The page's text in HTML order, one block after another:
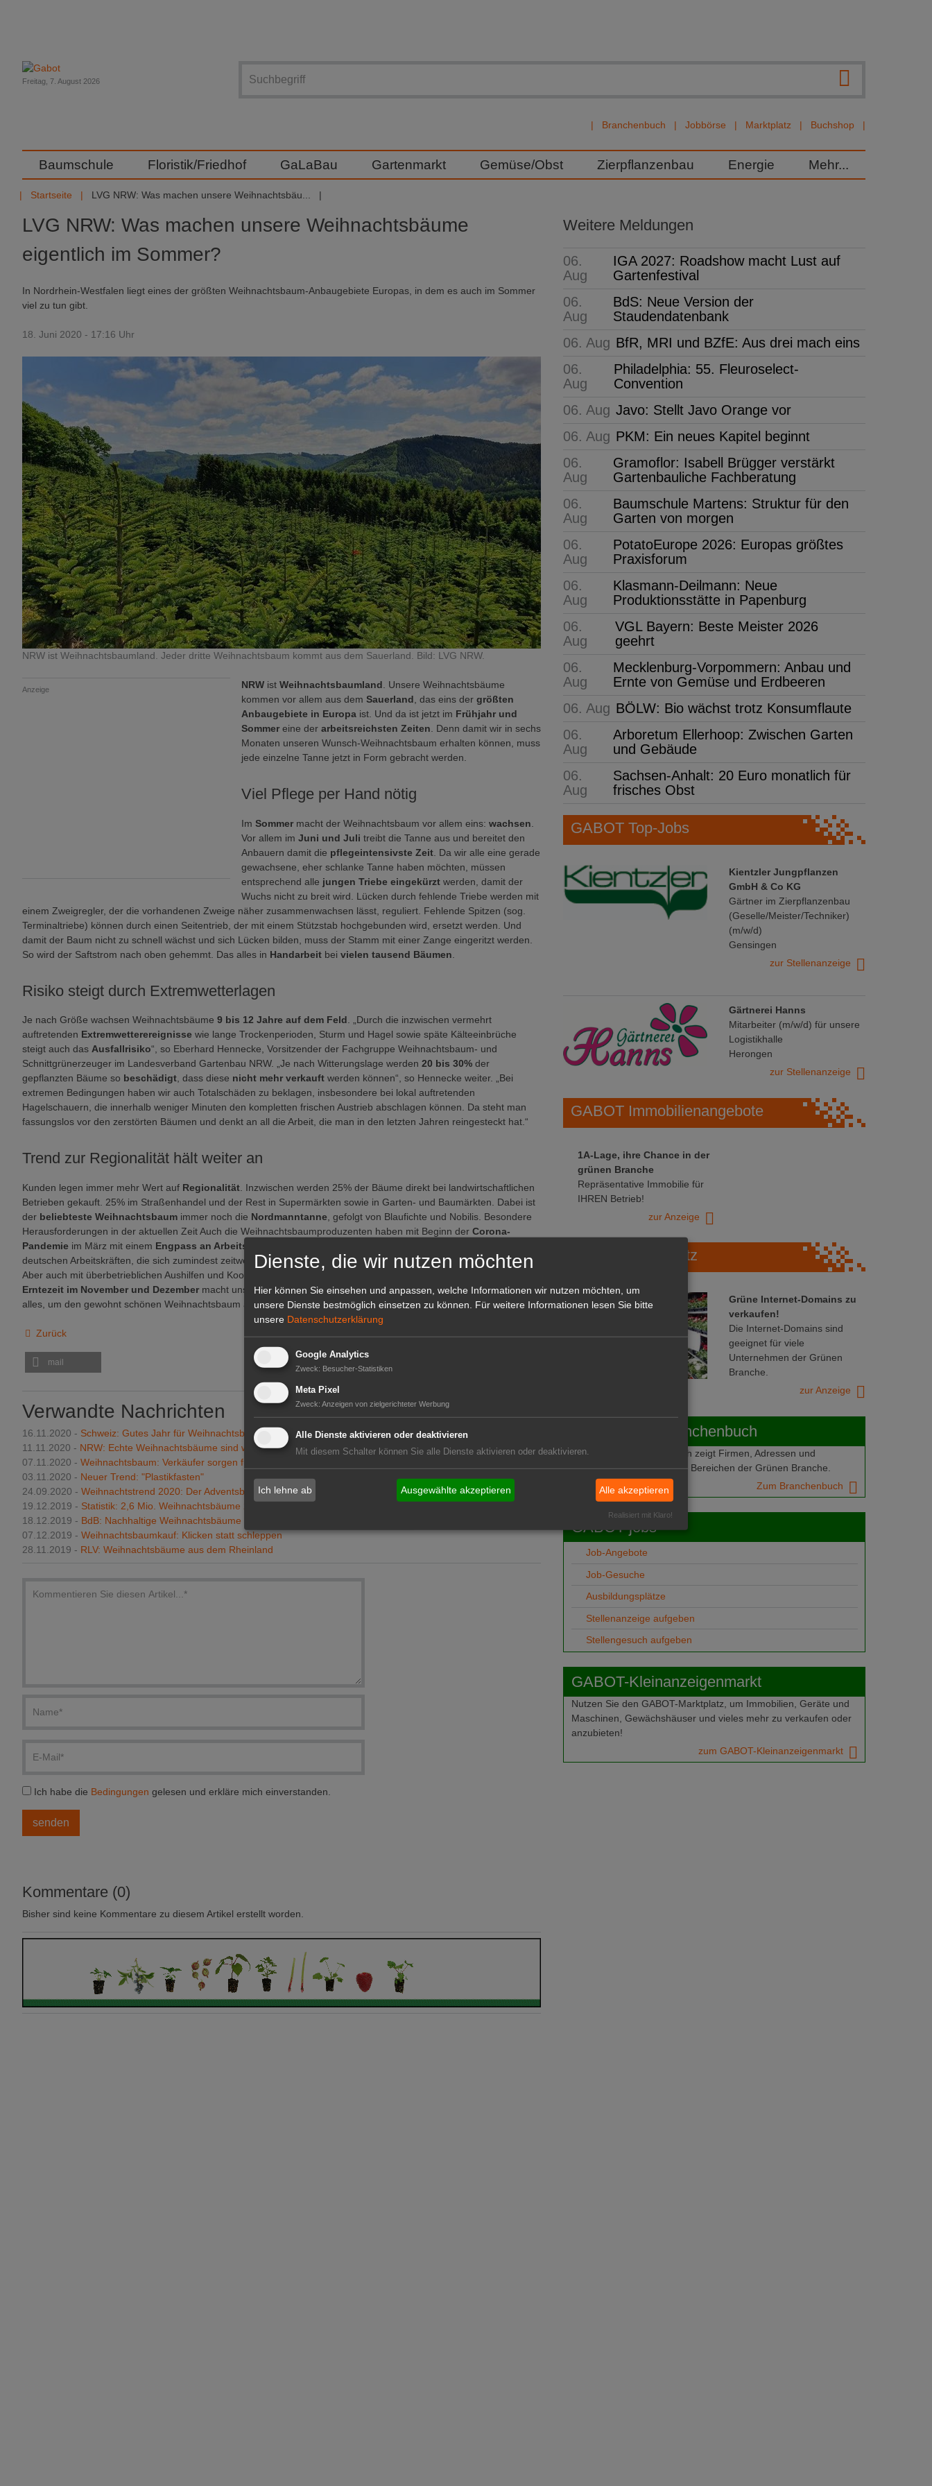
Branchenbuch Jobbörse Marktplatz Buchshop
Freitag, 7. August 2026
Baumschule Floristik/Friedhof GaLaBau Gartenmarkt Gemüse/Obst Zierpflanzenbau Energie Mehr...
Startseite LVG NRW: Was machen unsere Weihnachtsbäu...
LVG NRW: Was machen unsere Weihnachtsbäume
eigentlich im Sommer?
In Nordrhein-Westfalen liegt eines der größten Weihnachtsbaum-Anbaugebiete Europas, in dem es auch im Sommer
viel zu tun gibt.
18. Juni 2020 - 17:16 Uhr
NRW ist Weihnachtsbaumland. Jeder dritte Weihnachtsbaum kommt aus dem Sauerland. Bild: LVG NRW.
Anzeige NRW ist Weihnachtsbaumland . Unsere Weihnachtsbäume
kommen vor allem aus dem Sauerland , das eins der größten
Anbaugebiete in Europa ist. Und da ist jetzt im Frühjahr und
Sommer eine der arbeitsreichsten Zeiten . Denn damit wir in sechs
Monaten unseren Wunsch-Weihnachtsbaum erhalten können, muss
jede einzelne Tanne jetzt in Form gebracht werden.
Viel Pflege per Hand nötig
Im Sommer macht der Weihnachtsbaum vor allem eins: wachsen
Vor allem im Juni und Juli treibt die Tanne aus und bereitet den
Anbauern damit die pflegeintensivste Zeit . Da wir alle eine gerade
gewachsene, eher schlanke Tanne haben möchten, müssen
entsprechend alle jungen Triebe eingekürzt werden, damit der
Wuchs nicht zu breit wird. Lücken durch fehlende Triebe werden mit
einem Zweigregler, der die vorhandenen Zweige näher zusammenwachsen lässt, reguliert. Fehlende Spitzen (sog.
Terminaltriebe) können durch einen Seitentrieb, der mit einem Stützstab hochgebunden wird, ersetzt werden. Und
damit der Baum nicht zu schnell wächst und sich Lücken bilden, muss der Stamm mit einer Zange eingeritzt werden.
So wird der Saftstrom nach oben gehemmt. Das alles in Handarbeit bei vielen tausend Bäumen
Risiko steigt durch Extremwetterlagen
Je nach Größe wachsen Weihnachtsbäume 9 bis 12 Jahre auf dem Feld . „Durch die inzwischen vermehrt
auftretenden Extremwetterereignisse wie lange Trockenperioden, Sturm und Hagel sowie späte Kälteeinbrüche
steigt auch das Ausfallrisiko“, so Eberhard Hennecke, Vorsitzender der Fachgruppe Weihnachtsbaum- und
Schnittgrünerzeuger im Landesverband Gartenbau NRW. „Je nach Witterungslage werden 20 bis 30% der
gepflanzten Bäume so beschädigt , dass diese nicht mehr verkauft werden können“, so Hennecke weiter. „Bei
extremen Bedingungen haben wir auch Totalschäden zu beklagen, insbesondere bei lokal auftretenden
Hagelschauern, die innerhalb weniger Minuten den kompletten frischen Austrieb abschlagen können. Da steht man
fassungslos vor den zerstörten Bäumen und denkt an all die Arbeit, die man in den letzten Jahren reingesteckt hat.“
Trend zur Regionalität hält weiter an
Kunden legen immer mehr Wert auf Regionalität . Inzwischen werden 25% der Bäume direkt bei landwirtschaftlichen
Betrieben gekauft. 25% im Straßenhandel und der Rest in Supermärkten sowie in Garten- und Baumärkten. Dabei ist
der beliebteste Weihnachtsbaum immer noch die Nordmanntanne , gefolgt von Blaufichte und Nobilis. Besondere
Herausforderungen in der aktuellen Zeit Auch die Weihnachtsbaumproduzenten haben mit Beginn der Corona-
Pandemie im März mit einem Engpass an Arbeitskräften
deutschen Arbeitskräften, die sich zumindest zeitweise eine körperlich anspruchsvolle Tätigkeit vorstellen können.
Aber auch mit überbetrieblichen Aushilfen und Kooperationen“, so Hennecke. „Es bleibt natürlich schwierig, auch die
Erntezeit im November und Dezember macht uns Sorgen. Aber wir versuchen hier im Sauerland aktuell wirklich
alles, um den gewohnt schönen Weihnachtsbaum auch in diesem Jahr wieder anbieten zu können.“ (LVG NRW)
Zurück
mail
Verwandte Nachrichten
16.11.2020 - Schweiz: Gutes Jahr für Weihnachtsbäume
11.11.2020 - NRW: Echte Weihnachtsbäume sind weiterhin im Trend
07.11.2020 - Weihnachtsbaum: Verkäufer sorgen für sicheren Vor-Ort-Kauf
03.11.2020 - Neuer Trend: "Plastikfasten"
24.09.2020 - Weihnachtstrend 2020: Der Adventsbaum
19.12.2019 - Statistik: 2,6 Mio. Weihnachtsbäume 2018 importiert
18.12.2019 - BdB: Nachhaltige Weihnachtsbäume im Topf
07.12.2019 - Weihnachtsbaumkauf: Klicken statt schleppen
28.11.2019 - RLV: Weihnachtsbäume aus dem Rheinland
Ich habe die Bedingungen gelesen und erkläre mich einverstanden.
Kommentare (0)
Bisher sind keine Kommentare zu diesem Artikel erstellt worden.
Weitere Meldungen
06.
Aug
IGA 2027: Roadshow macht Lust auf
Gartenfestival
06.
Aug
BdS: Neue Version der
Staudendatenbank
06. Aug BfR, MRI und BZfE: Aus drei mach eins
06.
Aug
Philadelphia: 55. Fleuroselect-
Convention
06. Aug Javo: Stellt Javo Orange vor
06. Aug PKM: Ein neues Kapitel beginnt
06.
Aug
Gramoflor: Isabell Brügger verstärkt
Gartenbauliche Fachberatung
06.
Aug
Baumschule Martens: Struktur für den
Garten von morgen
06.
Aug
PotatoEurope 2026: Europas größtes
Praxisforum
06.
Aug
Klasmann-Deilmann: Neue
Produktionsstätte in Papenburg
06.
Aug
VGL Bayern: Beste Meister 2026
geehrt
06.
Aug
Mecklenburg-Vorpommern: Anbau und
Ernte von Gemüse und Erdbeeren
06. Aug BÖLW: Bio wächst trotz Konsumflaute
06.
Aug
Arboretum Ellerhoop: Zwischen Garten
und Gebäude
06.
Aug
Sachsen-Anhalt: 20 Euro monatlich für
frisches Obst
GABOT Top-Jobs
Kientzler Jungpflanzen
GmbH & Co KG
Gärtner im Zierpflanzenbau
(Geselle/Meister/Techniker)
(m/w/d)
Gensingen
zur Stellenanzeige
Gärtnerei Hanns
Mitarbeiter (m/w/d) für unsere
Logistikhalle
Herongen
zur Stellenanzeige
GABOT Immobilienangebote
1A-Lage, ihre Chance in der
grünen Branche
Repräsentative Immobilie für
IHREN Betrieb!
zur Anzeige
GABOT Marktplatz
Grüne Internet-Domains zu
verkaufen!
Die Internet-Domains sind
geeignet für viele
Unternehmen der Grünen
Branche.
zur Anzeige
Das GABOT-Branchenbuch
Das GABOT-Branchenbuch zeigt Firmen, Adressen und
Telefonnummern aus allen Bereichen der Grünen Branche.
Zum Branchenbuch
GABOT jobs
Job-Angebote
Job-Gesuche
Ausbildungsplätze
Stellenanzeige aufgeben
Stellengesuch aufgeben
GABOT-Kleinanzeigenmarkt
Nutzen Sie den GABOT-Marktplatz, um Immobilien, Geräte und
Maschinen, Gewächshäuser und vieles mehr zu verkaufen oder
anzubieten!
zum GABOT-Kleinanzeigenmarkt
Dienste, die wir nutzen möchten
Hier können Sie einsehen und anpassen, welche Informationen wir nutzen möchten, um
unsere Dienste bestmöglich einsetzen zu können.
Für weitere Informationen lesen Sie bitte
unsere Datenschutzerklärung
Google Analytics
Zweck: Besucher-Statistiken
Meta Pixel
Zweck: Anzeigen von zielgerichteter Werbung
Alle Dienste aktivieren oder deaktivieren
Mit diesem Schalter können Sie alle Dienste aktivieren oder deaktivieren.
Ich lehne ab Ausgewählte akzeptieren Alle akzeptieren
Realisiert mit Klaro!